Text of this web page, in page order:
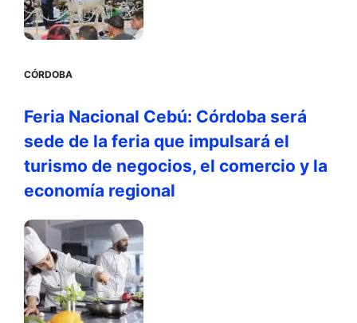
CÓRDOBA
Feria Nacional Cebú: Córdoba será
sede de la feria que impulsará el
turismo de negocios, el comercio y la
economía regional